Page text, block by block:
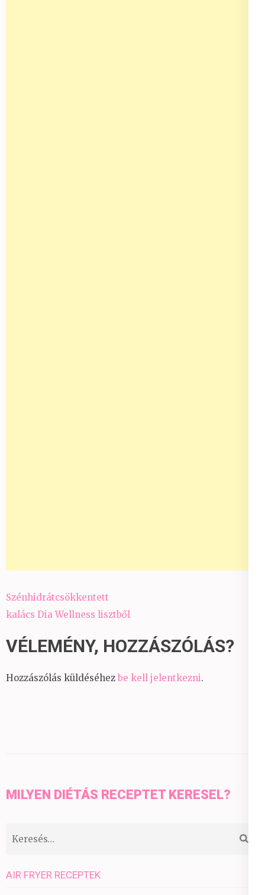
Bejegyzés
navigáció
Szénhidrátcsökkentett
kalács Dia Wellness lisztből
VÉLEMÉNY, HOZZÁSZÓLÁS?
Hozzászólás küldéséhez be kell jelentkezni.
MILYEN DIÉTÁS RECEPTET KERESEL?
Keresés:
AIR FRYER RECEPTEK